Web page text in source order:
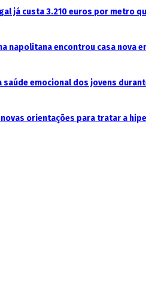
já custa 3.210 euros por metro
napolitana encontrou casa nova
saúde emocional dos jovens
orientações para tratar a